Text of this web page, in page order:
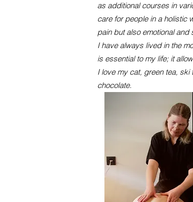
as additional courses in
care for people in a holistic
pain but also emotional and
I have always lived in the
is essential to my life; it
I love my cat, green tea,
chocolate.